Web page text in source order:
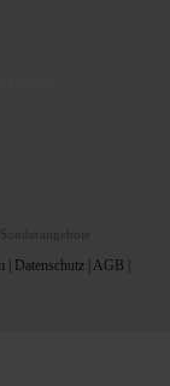
| Datenschutz| AGB